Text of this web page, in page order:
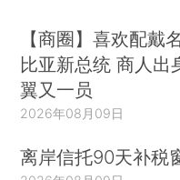
【商圈】喜欢配戴
比亚新总统 商人出
翼又一员
2026年08月09日
离岸信托90天补税